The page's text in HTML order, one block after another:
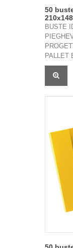
50
BUSTE
PALLET